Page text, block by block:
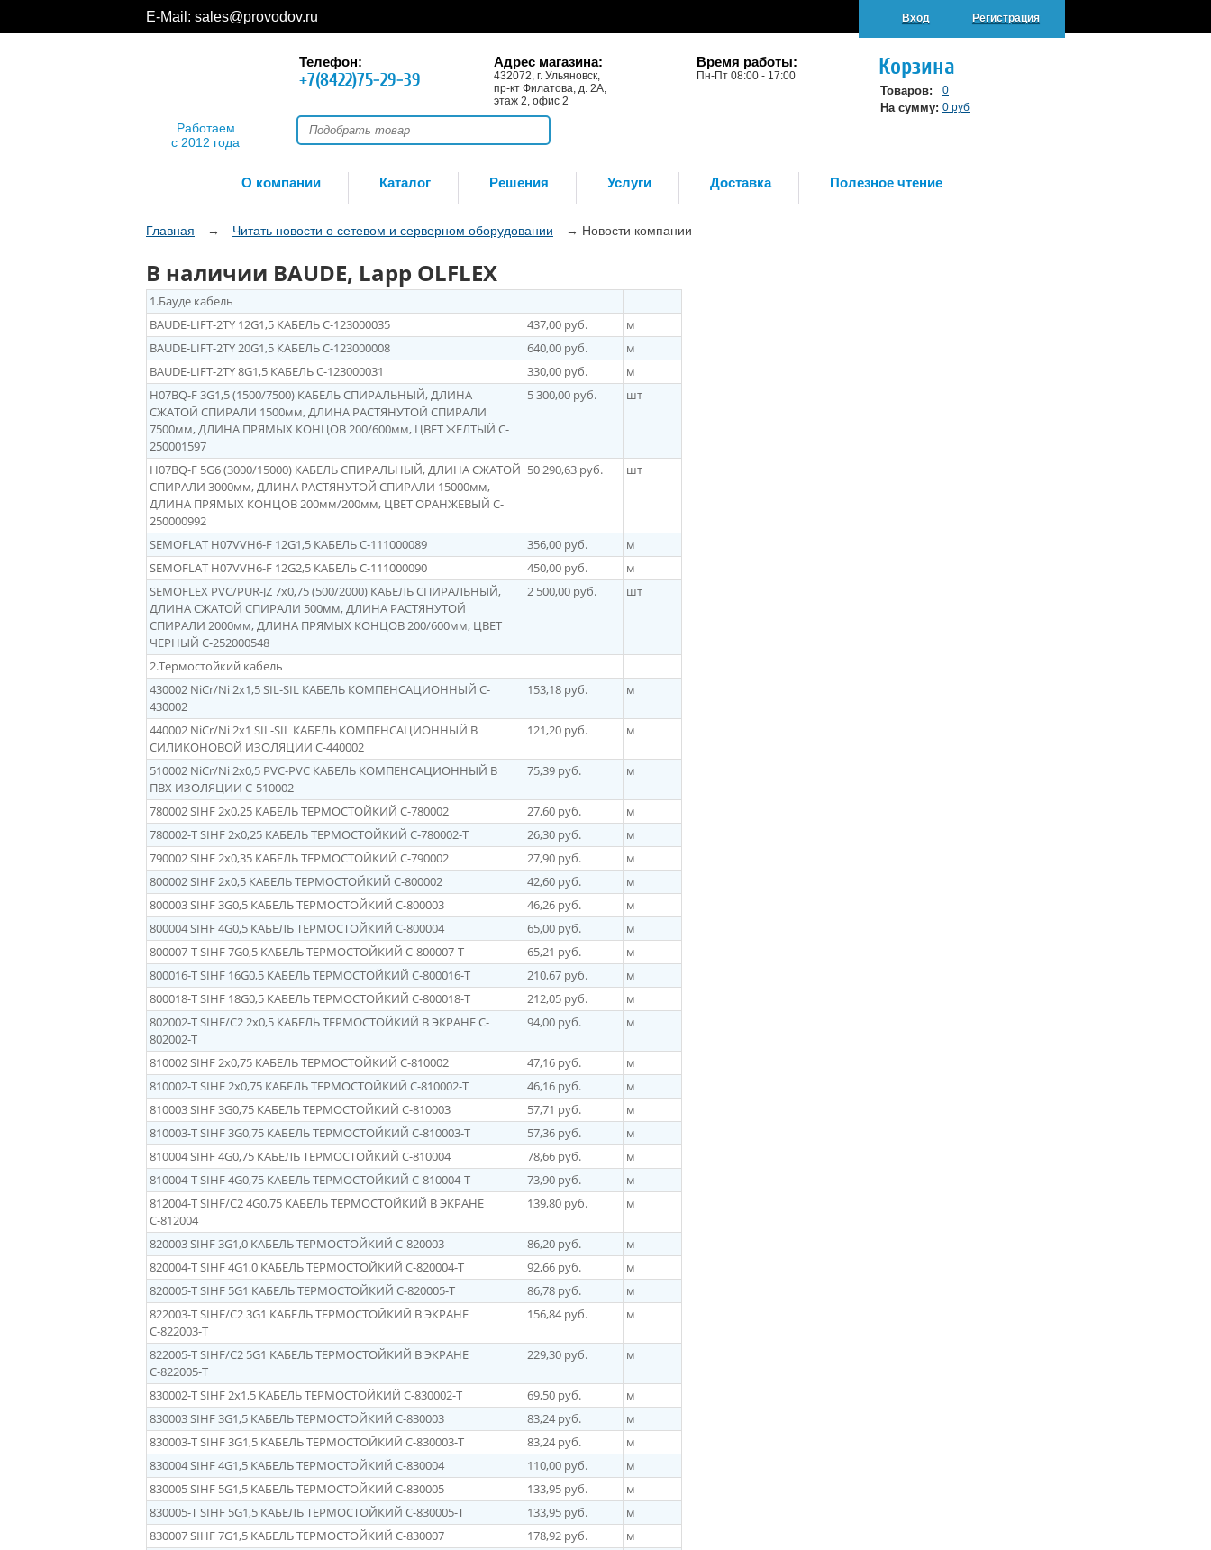
E-Mail: sales@provodov.ru Вход Регистрация
Работаем
с 2012 года
Телефон:
+7(8422)75-29-39
Адрес магазина:
432072, г. Ульяновск,
пр-кт Филатова, д. 2А,
этаж 2, офис 2
Время работы:
Пн-Пт 08:00 - 17:00 Корзина
Товаров: 0
На сумму: 0 руб
О компании Каталог Решения Услуги Доставка Полезное чтение
Главная → Читать новости о сетевом и серверном оборудовании → Новости компании
В наличии BAUDE, Lapp OLFLEX
1.Бауде кабель
BAUDE-LIFT-2TY 12G1,5 КАБЕЛЬ C-123000035 437,00 руб.
м
BAUDE-LIFT-2TY 20G1,5 КАБЕЛЬ C-123000008 640,00 руб.
м
BAUDE-LIFT-2TY 8G1,5 КАБЕЛЬ C-123000031 330,00 руб.
м
H07BQ-F 3G1,5 (1500/7500) КАБЕЛЬ СПИРАЛЬНЫЙ, ДЛИНА
СЖАТОЙ СПИРАЛИ 1500мм, ДЛИНА РАСТЯНУТОЙ СПИРАЛИ
7500мм, ДЛИНА ПРЯМЫХ КОНЦОВ 200/600мм, ЦВЕТ ЖЕЛТЫЙ C-
250001597
5 300,00 руб. шт
H07BQ-F 5G6 (3000/15000) КАБЕЛЬ СПИРАЛЬНЫЙ, ДЛИНА СЖАТОЙ
СПИРАЛИ 3000мм, ДЛИНА РАСТЯНУТОЙ СПИРАЛИ 15000мм,
ДЛИНА ПРЯМЫХ КОНЦОВ 200мм/200мм, ЦВЕТ ОРАНЖЕВЫЙ C-
250000992
50 290,63 руб. шт
SEMOFLAT H07VVH6-F 12G1,5 КАБЕЛЬ C-111000089 356,00 руб.
м
SEMOFLAT H07VVH6-F 12G2,5 КАБЕЛЬ C-111000090 450,00 руб.
м
SEMOFLEX PVC/PUR-JZ 7х0,75 (500/2000) КАБЕЛЬ СПИРАЛЬНЫЙ,
ДЛИНА СЖАТОЙ СПИРАЛИ 500мм, ДЛИНА РАСТЯНУТОЙ
СПИРАЛИ 2000мм, ДЛИНА ПРЯМЫХ КОНЦОВ 200/600мм, ЦВЕТ
ЧЕРНЫЙ C-252000548
2 500,00 руб. шт
2.Термостойкий кабель
430002 NiCr/Ni 2x1,5 SIL-SIL КАБЕЛЬ КОМПЕНСАЦИОННЫЙ C-
430002
153,18 руб. м
440002 NiCr/Ni 2x1 SIL-SIL КАБЕЛЬ КОМПЕНСАЦИОННЫЙ В
СИЛИКОНОВОЙ ИЗОЛЯЦИИ С-440002
121,20 руб. м
510002 NiCr/Ni 2x0,5 PVC-PVC КАБЕЛЬ КОМПЕНСАЦИОННЫЙ В
ПВХ ИЗОЛЯЦИИ C-510002
75,39 руб. м
780002 SIHF 2x0,25 КАБЕЛЬ ТЕРМОСТОЙКИЙ C-780002 27,60 руб.
м
780002-Т SIHF 2x0,25 КАБЕЛЬ ТЕРМОСТОЙКИЙ С-780002-Т
26,30 руб.
м
790002 SIHF 2x0,35 КАБЕЛЬ ТЕРМОСТОЙКИЙ C-790002
27,90 руб.
м
800002 SIHF 2x0,5 КАБЕЛЬ ТЕРМОСТОЙКИЙ C-800002
42,60 руб.
м
800003 SIHF 3G0,5 КАБЕЛЬ ТЕРМОСТОЙКИЙ C-800003
46,26 руб.
м
800004 SIHF 4G0,5 КАБЕЛЬ ТЕРМОСТОЙКИЙ C-800004
65,00 руб.
м
800007-Т SIHF 7G0,5 КАБЕЛЬ ТЕРМОСТОЙКИЙ С-800007-Т
65,21 руб.
м
800016-Т SIHF 16G0,5 КАБЕЛЬ ТЕРМОСТОЙКИЙ С-800016-Т
210,67 руб.
м
800018-Т SIHF 18G0,5 КАБЕЛЬ ТЕРМОСТОЙКИЙ С-800018-Т
212,05 руб.
м
802002-Т SIHF/C2 2x0,5 КАБЕЛЬ ТЕРМОСТОЙКИЙ В ЭКРАНЕ C-
802002-Т
94,00 руб. м
810002 SIHF 2x0,75 КАБЕЛЬ ТЕРМОСТОЙКИЙ C-810002 47,16 руб.
м
810002-Т SIHF 2x0,75 КАБЕЛЬ ТЕРМОСТОЙКИЙ C-810002-T
46,16 руб.
м
810003 SIHF 3G0,75 КАБЕЛЬ ТЕРМОСТОЙКИЙ C-810003
57,71 руб.
м
810003-T SIHF 3G0,75 КАБЕЛЬ ТЕРМОСТОЙКИЙ C-810003-T
57,36 руб.
м
810004 SIHF 4G0,75 КАБЕЛЬ ТЕРМОСТОЙКИЙ C-810004
78,66 руб.
м
810004-Т SIHF 4G0,75 КАБЕЛЬ ТЕРМОСТОЙКИЙ С-810004-Т
73,90 руб.
м
812004-Т SIHF/С2 4G0,75 КАБЕЛЬ ТЕРМОСТОЙКИЙ В ЭКРАНЕ
С-812004
139,80 руб. м
820003 SIHF 3G1,0 КАБЕЛЬ ТЕРМОСТОЙКИЙ C-820003 86,20 руб.
м
820004-Т SIHF 4G1,0 КАБЕЛЬ ТЕРМОСТОЙКИЙ C-820004-Т
92,66 руб.
м
820005-Т SIHF 5G1 КАБЕЛЬ ТЕРМОСТОЙКИЙ С-820005-Т
86,78 руб.
м
822003-Т SIHF/C2 3G1 КАБЕЛЬ ТЕРМОСТОЙКИЙ В ЭКРАНЕ
С-822003-Т
156,84 руб. м
822005-Т SIHF/C2 5G1 КАБЕЛЬ ТЕРМОСТОЙКИЙ В ЭКРАНЕ
С-822005-Т
229,30 руб. м
830002-Т SIHF 2х1,5 КАБЕЛЬ ТЕРМОСТОЙКИЙ С-830002-Т 69,50 руб.
м
830003 SIHF 3G1,5 КАБЕЛЬ ТЕРМОСТОЙКИЙ C-830003
83,24 руб.
м
830003-T SIHF 3G1,5 КАБЕЛЬ ТЕРМОСТОЙКИЙ C-830003-T
83,24 руб.
м
830004 SIHF 4G1,5 КАБЕЛЬ ТЕРМОСТОЙКИЙ C-830004
110,00 руб.
м
830005 SIHF 5G1,5 КАБЕЛЬ ТЕРМОСТОЙКИЙ C-830005
133,95 руб.
м
830005-Т SIHF 5G1,5 КАБЕЛЬ ТЕРМОСТОЙКИЙ C-830005-Т
133,95 руб.
м
830007 SIHF 7G1,5 КАБЕЛЬ ТЕРМОСТОЙКИЙ C-830007
178,92 руб.
м